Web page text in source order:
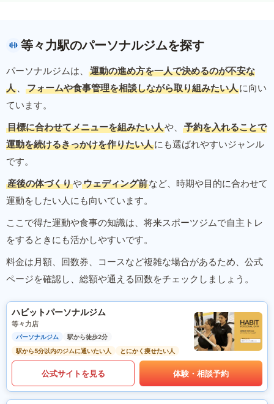
等々力駅のパーソナルジムを探す
パーソナルジムは、
運動の進め方を一人で決めるのが不安な
人 、 フォームや食事管理を相談しながら取り組みたい人に向い
ています。
目標に合わせてメニューを組みたい人や、
予約を入れることで
運動を続けるきっかけを作りたい人にも選ばれやすいジャンル
です。
産後の体づくりやウェディング前など、時期や目的に合わせて
運動をしたい人にも向いています。
ここで得た運動や食事の知識は、将来スポーツジムで自主トレ
をするときにも活かしやすいです。
料金は月額、回数券、コースなど複雑な場合があるため、公式
ページを確認し、総額や通える回数をチェックしましょう。
ハビットパーソナルジム
等々力店
パーソナルジム
駅から徒歩2分
駅から5分以内のジムに通いたい人
とにかく痩せたい人
公式サイトを見る 体験・相談予約